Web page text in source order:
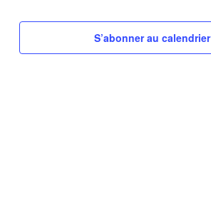
S’abonner au calendrier